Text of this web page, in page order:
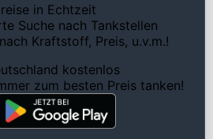
in Echtzeit
Suche nach Tankstellen
Kraftstoff, Preis, u.v.m.!
kostenlos
zum besten Preis tanken!